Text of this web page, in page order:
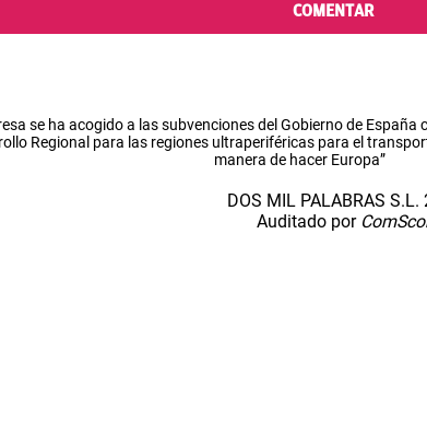
COMENTAR
se ha acogido a las subvenciones del Gobierno de
Regional para las regiones ultraperiféricas para el
manera de hacer Europa”
DOS MIL PALABRAS S.L.
Auditado por